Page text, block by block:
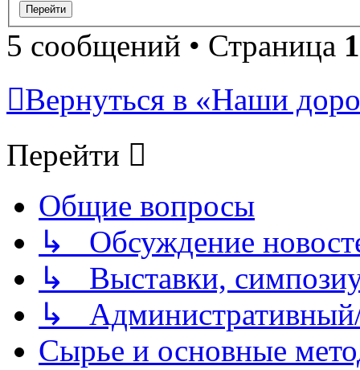
5 сообщений • Страница 1
Вернуться в «Наши
Перейти
Общие вопросы
↳ Обсуждение
↳ Выставки,
↳
Сырье и основные